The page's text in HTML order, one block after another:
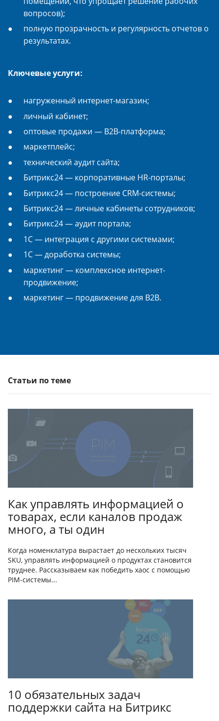
вопросов);
полную прозрачность и регулярность отчетов о
результатах.
Ключевые услуги:
нагруженный интернет-магазин;
личный кабинет;
оптовые продажи — B2B-платформа;
маркетплейс;
технический аудит сайта;
Битрикс24 — корпоративные HR-порталы;
Битрикс24 — построение CRM-системы;
Битрикс24 — личные кабинеты сотрудников;
Битрикс24 — аудит портала;
1С — интеграция с другими системами;
1С — доработка системы;
маркетинг — комплексное интернет-
продвижение;
маркетинг — продвижение для B2B.
Статьи по теме
Как управлять информацией о
товарах, если каналов продаж
много, а ты один
Когда номенклатура вырастает до нескольких тысяч
SKU, управлять информацией о продуктах становится
труднее. Рассказываем как победить хаос с помощью
PIM-системы...
10 обязательных задач
поддержки сайта на Битрикс